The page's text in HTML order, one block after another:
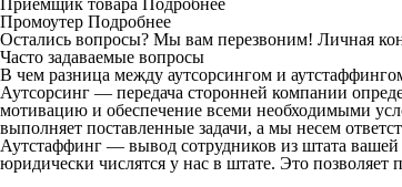
Промоутер Подробнее
Остались вопросы? Мы вам перезвоним! Личная
Часто задаваемые вопросы
В чем разница между аутсорсингом и
Аутсорсинг — передача сторонней компании
мотивацию и обеспечение всеми необходимыми
выполняет поставленные задачи, а мы несем
Аутстаффинг — вывод сотрудников из штата
юридически числятся у нас в штате. Это